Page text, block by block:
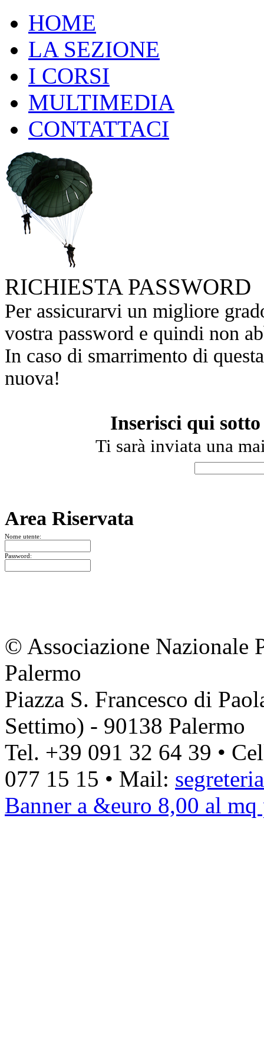
HOME
LA SEZIONE
I CORSI
MULTIMEDIA
CONTATTACI
RICHIESTA PASSWORD
Per assicurarvi un migliore
vostra password e quindi non
In caso di smarrimento di
nuova!
Inserisci qui
Ti sarà inviata una
Area Riservata
Nome utente:
Password:
© Associazione Nazionale
Palermo
Piazza S. Francesco di
Settimo) - 90138 Palermo
Tel. +39 091 32 64 39 •
077 15 15 • Mail:
Banner a &euro 8,00 al